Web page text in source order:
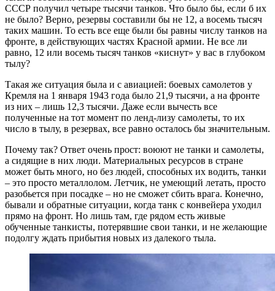
СССР получил четыре тысячи танков. Что было бы, если б их
не было? Верно, резервы составили бы не 12, а восемь тысяч
таких машин. То есть все еще были бы равны числу танков на
фронте, в действующих частях Красной армии. Не все ли
равно, 12 или восемь тысяч танков «киснут» у вас в глубоком
тылу?
Такая же ситуация была и с авиацией: боевых самолетов у
Кремля на 1 января 1943 года было 21,9 тысячи, а на фронте
из них – лишь 12,3 тысячи. Даже если вычесть все
полученные на тот момент по ленд-лизу самолеты, то их
число в тылу, в резервах, все равно осталось бы значительным.
Почему так? Ответ очень прост: воюют не танки и самолеты,
а сидящие в них люди. Материальных ресурсов в стране
может быть много, но без людей, способных их водить, танки
– это просто металлолом. Летчик, не умеющий летать, просто
разобьется при посадке – но не сможет сбить врага. Конечно,
бывали и обратные ситуации, когда танк с конвейера уходил
прямо на фронт. Но лишь там, где рядом есть живые
обученные танкисты, потерявшие свои танки, и не желающие
подолгу ждать прибытия новых из далекого тыла.